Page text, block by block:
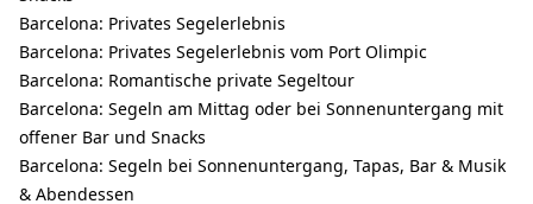
Barcelona: Privates Segelerlebnis
Barcelona: Privates Segelerlebnis vom Port Olimpic
Barcelona: Romantische private Segeltour
Barcelona: Segeln am Mittag oder bei Sonnenuntergang mit
offener Bar und Snacks
Barcelona: Segeln bei Sonnenuntergang, Tapas, Bar & Musik
& Abendessen